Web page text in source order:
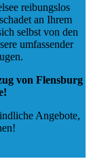
reibungslos
an Ihrem
selbst von den
umfassender
von Flensburg
Angebote,